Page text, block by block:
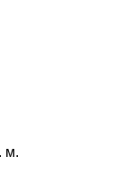
м.